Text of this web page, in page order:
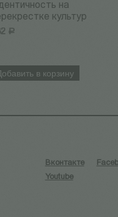
на
культур
Р
в корзину
Вконтакте
Youtube